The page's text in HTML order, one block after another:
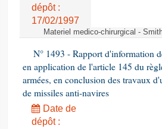
dépôt :
17/02/1997
Materiel medico-chirurgical -
N° 1493 - Rapport d'information
en application de l'article 145 du
armées, en conclusion des travaux
de missiles anti-navires
Date de
dépôt :